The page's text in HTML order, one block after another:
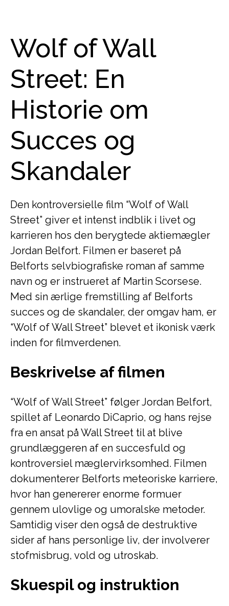
Wolf of Wall
Street: En
Historie om
Succes og
Skandaler
Den kontroversielle film “Wolf of Wall
Street” giver et intenst indblik i livet og
karrieren hos den berygtede aktiemægler
Jordan Belfort. Filmen er baseret på
Belforts selvbiografiske roman af samme
navn og er instrueret af Martin Scorsese.
Med sin ærlige fremstilling af Belforts
succes og de skandaler, der omgav ham, er
“Wolf of Wall Street” blevet et ikonisk værk
inden for filmverdenen.
Beskrivelse af filmen
“Wolf of Wall Street” følger Jordan Belfort,
spillet af Leonardo DiCaprio, og hans rejse
fra en ansat på Wall Street til at blive
grundlæggeren af ​​en succesfuld og
kontroversiel mæglervirksomhed. Filmen
dokumenterer Belforts meteoriske karriere,
hvor han genererer enorme formuer
gennem ulovlige og umoralske metoder.
Samtidig viser den også de destruktive
sider af hans personlige liv, der involverer
stofmisbrug, vold og utroskab.
Skuespil og instruktion